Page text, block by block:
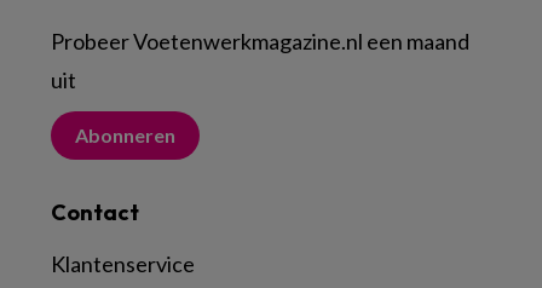
Probeer Voetenwerkmagazine.nl een maand
uit
Abonneren
Contact
Klantenservice